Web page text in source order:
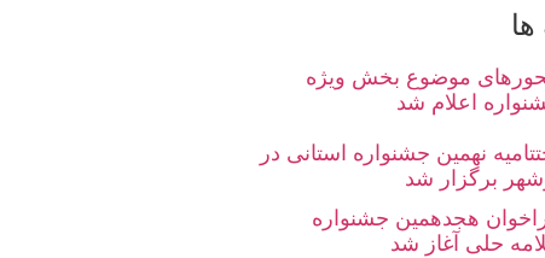
موضوع بخش ویژه
اعلام شد
نهمین جشنواره استانی در
برگزار شد
هجدهمین جشنواره
حلی آغاز شد